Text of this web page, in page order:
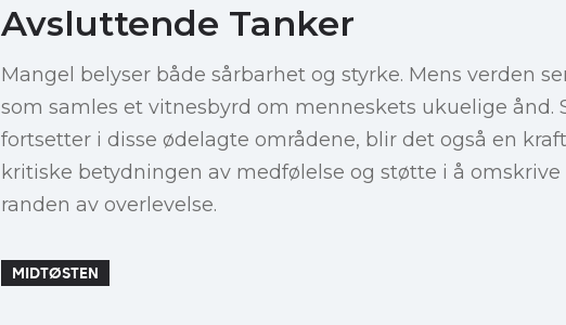
Avsluttende Tanker
Mangel belyser både sårbarhet og styrke. Mens verden
som samles et vitnesbyrd om menneskets ukuelige ånd.
fortsetter i disse ødelagte områdene, blir det også en
kritiske betydningen av medfølelse og støtte i å
randen av overlevelse.
MIDTØSTEN